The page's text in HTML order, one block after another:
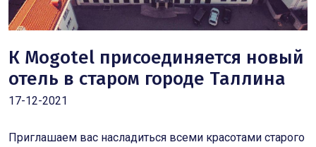
К Mogotel присоединяется новый
отель в старом городе Таллина
17-12-2021
Приглашаем вас насладиться всеми красотами старого